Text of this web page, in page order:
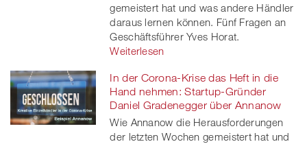
gemeistert hat und was andere Händler
daraus lernen können. Fünf Fragen an
Geschäftsführer Yves Horat.
Weiterlesen
In der Corona-Krise das Heft in die
Hand nehmen: Startup-Gründer
Daniel Gradenegger über Annanow
Wie Annanow die Herausforderungen
der letzten Wochen gemeistert hat und